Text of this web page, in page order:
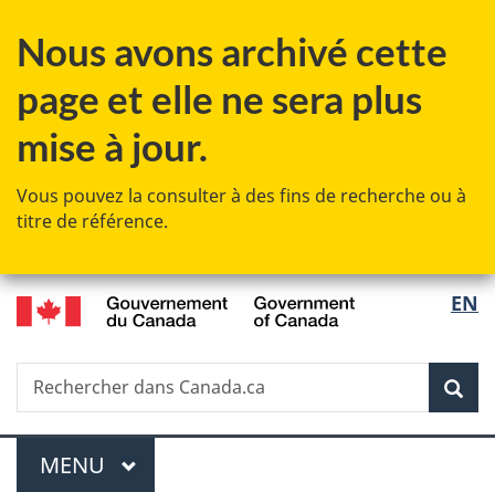
au
principal
à
Au
»
à
version
Nous avons archivé cette
page et elle ne sera plus
mise à jour.
Vous pouvez la consulter à des fins de recherche ou à
titre de référence.
de
la
EN
Recherche
Rechercher
dans
Menu
MENU PRINCIPAL